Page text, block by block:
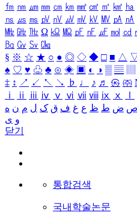
㎙ ㎚ ㎛ ㎜ ㎝ ㎞ ㎟ ㎠ ㎡ ㎢ ㏊
㎱ ㎲ ㎳ ㎴ ㎵ ㎶ ㎷ ㎸ ㎹ ㎀ ㎁
㎒ ㎓ ㎔ Ω ㏀ ㏁ ㎊ ㎋ ㎌ ㏖ ㏅
㏃ ㏉ ㏜ ㏆
§ ※ ☆ ★ ○ ● ◎ ◇ ◆ □ ■ △
♠ ♡ ♥ ♧ ♣ ⊙ ◈ ▣ ◐ ◑ ▒ ▤
‡ ↕ ↗ ↙ ↖ ↘ ♭ ♩ ♪ ♬ ㉿ ㈜
ⅰ
ⅱ ⅲ ⅳ ⅴ ⅵ ⅶ ⅷ ⅸ ⅹ
ص ض ط ظ ع غ ف ق ک ل م ن ه
و ی
닫기
통합검색
국내학술논문